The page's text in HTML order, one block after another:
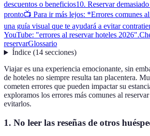
descuentos o beneficios10. Reservar
pronto📺 Para ir más lejos: *Errores comunes
una guía visual que te ayudará a evitar
YouTube: "errores al reservar hoteles 2026".
reservarGlossario
Índice(14 secciones)
Viajar es una experiencia emocionante, sin
de hoteles no siempre resulta tan placentera.
cometen errores que pueden impactar su
exploramos los errores más comunes al
evitarlos.
1. No leer las reseñas de otros